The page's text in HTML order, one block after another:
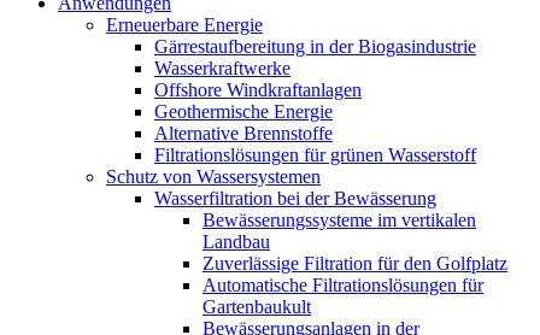
Erneuerbare Energie
Gärrestaufbereitung in der Biogasindustrie
Wasserkraftwerke
Offshore Windkraftanlagen
Geothermische Energie
Alternative Brennstoffe
Filtrationslösungen für grünen Wasserstoff
Schutz von Wassersystemen
Wasserfiltration bei der Bewässerung
Bewässerungssysteme im vertikalen
Landbau
Zuverlässige Filtration für den Golfplatz
Automatische Filtrationslösungen für
Gartenbaukult
Bewässerungsanlagen in der